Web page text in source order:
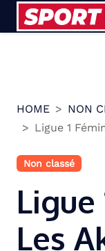
HOME
NON
Ligue 1
Non classé
Ligue
Les